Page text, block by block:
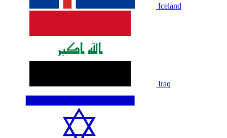
Iceland
Iraq